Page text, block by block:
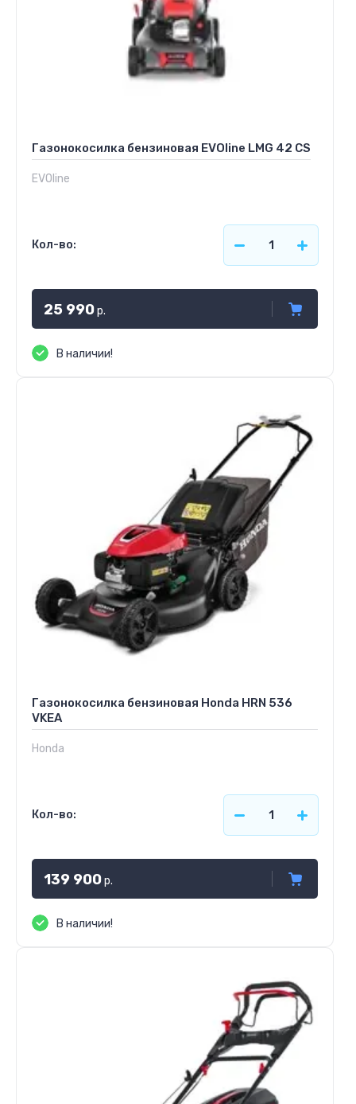
Газонокосилка бензиновая EVOline LMG 42 CS
EVOline
Кол-во:
25 990р.
В наличии!
Газонокосилка бензиновая Honda HRN 536
VKEA
Honda
Кол-во:
139 900р.
В наличии!